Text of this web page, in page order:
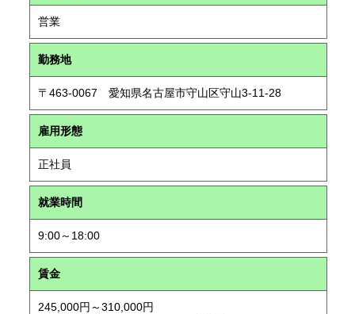
営業
勤務地
〒463-0067 愛知県名古屋市守山区守山3-11-28
雇用形態
正社員
就業時間
9:00～18:00
賃金
245,000円～310,000円